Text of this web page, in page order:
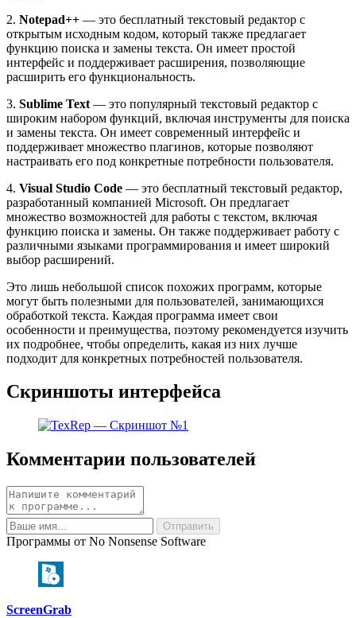
2. Notepad++ — это бесплатный текстовый редактор с
открытым исходным кодом, который также предлагает
функцию поиска и замены текста. Он имеет простой
интерфейс и поддерживает расширения, позволяющие
расширить его функциональность.
3. Sublime Text — это популярный текстовый редактор с
широким набором функций, включая инструменты для поиска
и замены текста. Он имеет современный интерфейс и
поддерживает множество плагинов, которые позволяют
настраивать его под конкретные потребности пользователя.
4. Visual Studio Code — это бесплатный текстовый редактор,
разработанный компанией Microsoft. Он предлагает
множество возможностей для работы с текстом, включая
функцию поиска и замены. Он также поддерживает работу с
различными языками программирования и имеет широкий
выбор расширений.
Это лишь небольшой список похожих программ, которые
могут быть полезными для пользователей, занимающихся
обработкой текста. Каждая программа имеет свои
особенности и преимущества, поэтому рекомендуется изучить
их подробнее, чтобы определить, какая из них лучше
подходит для конкретных потребностей пользователя.
Скриншоты интерфейса
Комментарии пользователей
Программы от No Nonsense Software
ScreenGrab